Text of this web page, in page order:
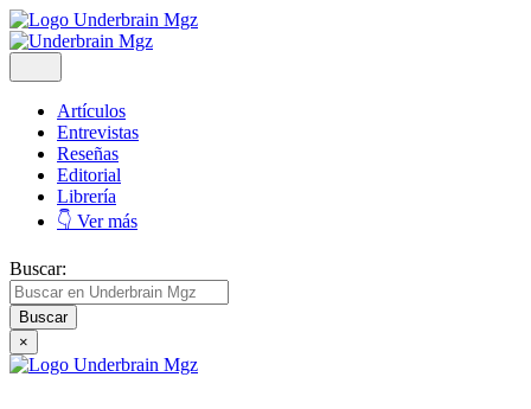
Artículos
Entrevistas
Reseñas
Editorial
Librería
👇 Ver más
Buscar:
×